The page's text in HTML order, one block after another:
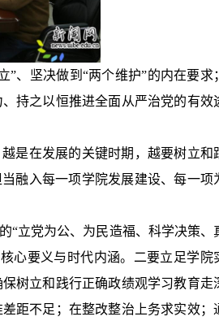
、坚决做到“两个维护”的内在要求；
持之以恒推进全面从严治党的有效
是在发展的关键时期，越要树立和
融入每一项学院发展建设、每一项
“立党为公、为民造福、科学决策、
心要义与时代内涵。二要立足学院
树立和践行正确政绩观学习教育走
距不足；在整改整治上务求实效；